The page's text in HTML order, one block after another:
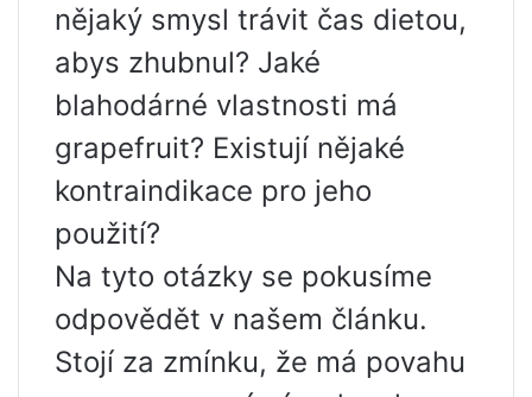
nějaký smysl trávit čas dietou,
abys zhubnul? Jaké
blahodárné vlastnosti má
grapefruit? Existují nějaké
kontraindikace pro jeho
použití?
Na tyto otázky se pokusíme
odpovědět v našem článku.
Stojí za zmínku, že má povahu